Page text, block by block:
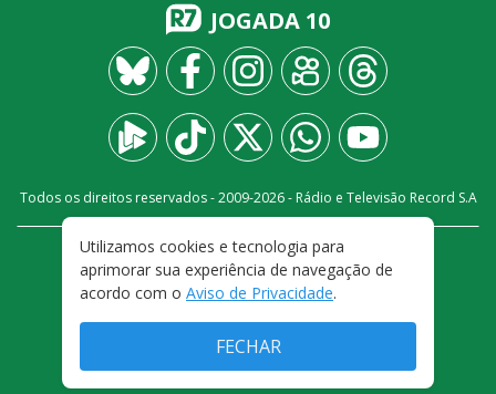
JOGADA 10
Todos os direitos reservados - 2009-2026- Rádio e Televisão Record S.A
FALE CONOSCO
PRIVACIDADE
TERMOS E CONDIÇÕES DE USO
Utilizamos cookies e tecnologia para
aprimorar sua experiência de navegação de
acordo com o Aviso de Privacidade.
FECHAR